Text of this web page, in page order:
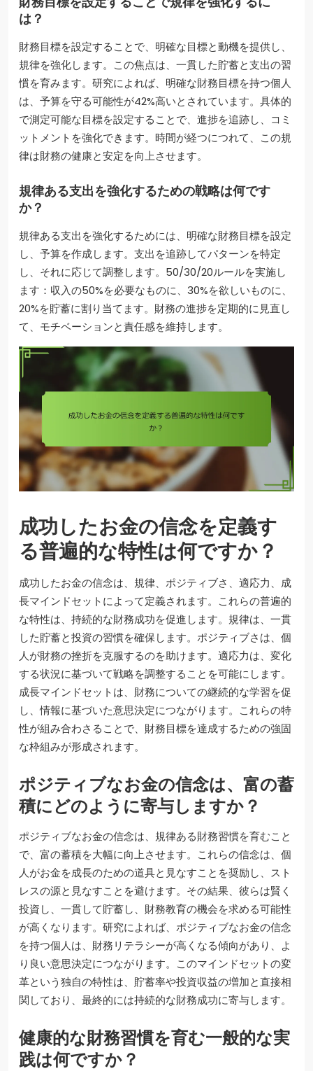
は？
財務目標を設定することで、明確な目標と動機を提供し、
規律を強化します。この焦点は、一貫した貯蓄と支出の習
慣を育みます。研究によれば、明確な財務目標を持つ個人
は、予算を守る可能性が42%高いとされています。具体的
で測定可能な目標を設定することで、進捗を追跡し、コミ
ットメントを強化できます。時間が経つにつれて、この規
律は財務の健康と安定を向上させます。
規律ある支出を強化するための戦略は何です
か？
規律ある支出を強化するためには、明確な財務目標を設定
し、予算を作成します。支出を追跡してパターンを特定
し、それに応じて調整します。50/30/20ルールを実施し
ます：収入の50%を必要なものに、30%を欲しいものに、
20%を貯蓄に割り当てます。財務の進捗を定期的に見直し
て、モチベーションと責任感を維持します。
成功したお金の信念を定義す
る普遍的な特性は何ですか？
成功したお金の信念は、規律、ポジティブさ、適応力、成
長マインドセットによって定義されます。これらの普遍的
な特性は、持続的な財務成功を促進します。規律は、一貫
した貯蓄と投資の習慣を確保します。ポジティブさは、個
人が財務の挫折を克服するのを助けます。適応力は、変化
する状況に基づいて戦略を調整することを可能にします。
成長マインドセットは、財務についての継続的な学習を促
し、情報に基づいた意思決定につながります。これらの特
性が組み合わさることで、財務目標を達成するための強固
な枠組みが形成されます。
ポジティブなお金の信念は、富の蓄
積にどのように寄与しますか？
ポジティブなお金の信念は、規律ある財務習慣を育むこと
で、富の蓄積を大幅に向上させます。これらの信念は、個
人がお金を成長のための道具と見なすことを奨励し、スト
レスの源と見なすことを避けます。その結果、彼らは賢く
投資し、一貫して貯蓄し、財務教育の機会を求める可能性
が高くなります。研究によれば、ポジティブなお金の信念
を持つ個人は、財務リテラシーが高くなる傾向があり、よ
り良い意思決定につながります。このマインドセットの変
革という独自の特性は、貯蓄率や投資収益の増加と直接相
関しており、最終的には持続的な財務成功に寄与します。
健康的な財務習慣を育む一般的な実
践は何ですか？